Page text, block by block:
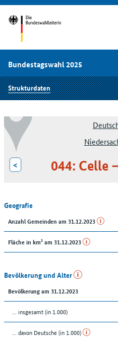
Bundestagswahl 2025
Strukturdaten
< 044: Celle
Geografie
Anzahl Gemeinden am 31.12.2023
Fläche in km² am 31.12.2023
Bevölkerung und Alter
Bevölkerung am 31.12.2023
... insgesamt (in 1.000)
... davon Deutsche (in 1.000)